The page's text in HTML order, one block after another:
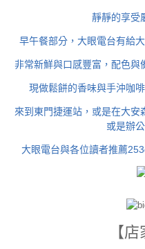
靜靜的享受
早午餐部分，大眼電台有給
非常新鮮與口感豐富，配色與
現做鬆餅的香味與手沖咖
來到東門捷運站，或是在大安
或是辦
大眼電台與各位讀者推薦
【